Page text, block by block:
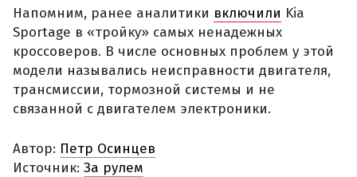
Напомним, ранее аналитики включили Kia
Sportage в «тройку» самых ненадежных
кроссоверов. В числе основных проблем у этой
модели назывались неисправности двигателя,
трансмиссии, тормозной системы и не
связанной с двигателем электроники.
Автор: Петр Осинцев
Источник: За рулем